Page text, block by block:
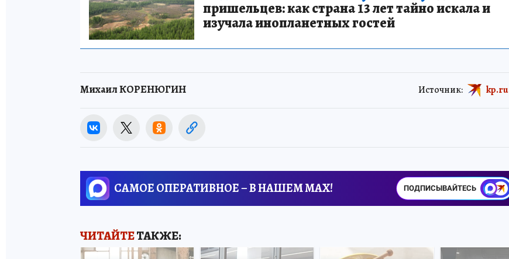
пришельцев: как страна 13 лет тайно искала и
изучала инопланетных гостей
Михаил КОРЕНЮГИН Источник: kp.ru
САМОЕ ОПЕРАТИВНОЕ – В НАШЕМ MAX! ПОДПИСЫВАЙТЕСЬ
ЧИТАЙТЕТАКЖЕ: